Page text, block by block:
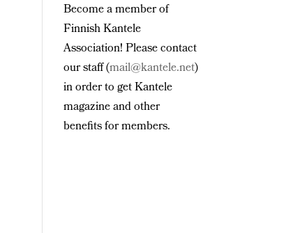
Become a member of
Finnish Kantele
Association! Please contact
our staff (mail@kantele.net)
in order to get Kantele
magazine and other
benefits for members.